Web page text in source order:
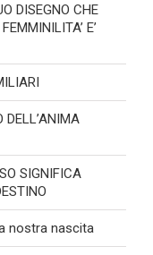
DISEGNO CHE
E’
DELL’ANIMA
SIGNIFICA
nostra nascita